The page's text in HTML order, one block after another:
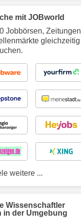
mit JOBworld
Jobbörsen, Zeitungen
gleichzeitig
weitere ...
Wissenschaftler
in der Umgebung